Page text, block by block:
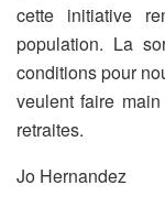
cette initiative
population. La
conditions pour
veulent faire
retraites.
Jo Hernandez